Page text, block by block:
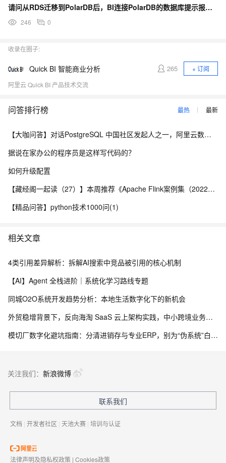
请问从RDS迁移到PolarDB后，BI连接PolarDB的数据库提示报错，这个是因为什么问题呢？
246 0
收录在圈子:
Quick BI 智能商业分析 265
+ 订阅
阿里云 Quick BI 产品技术交流
问答排行榜 最热 最新
【大咖问答】对话PostgreSQL 中国社区发起人之一，阿里云数据库高级专家 德哥
据说在家办公的程序员是这样写代码的？
如何升级配置
【藏经阁一起读（27）】本周推荐《Apache Flink案例集（2022版）》，你有哪些心得？
【精品问答】python技术1000问(1)
相关文章
4类引用差异解析：拆解AI搜索中竞品被引用的核心机制
【AI】Agent 全栈进阶｜系统化学习路线专题
同城O2O系统开发趋势分析：本地生活数字化下的新机会
外贸稳增背景下，反向海淘 SaaS 云上架构实践，中小跨境业务如何低成本扛住流量脉冲
模切厂数字化避坑指南：分清进销存与专业ERP，别为“伪系统”白白投入成本
关注我们： 新浪微博
联系我们
文档 | 开发者社区 | 天池大赛 | 培训与认证
法律声明及隐私权政策 | Cookies政策